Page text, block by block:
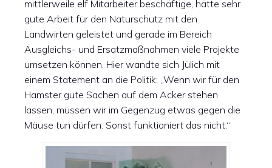
mittlerweile elf Mitarbeiter beschäftige, hätte sehr
gute Arbeit für den Naturschutz mit den
Landwirten geleistet und gerade im Bereich
Ausgleichs- und Ersatzmaßnahmen viele Projekte
umsetzen können. Hier wandte sich Jülich mit
einem Statement an die Politik: „Wenn wir für den
Hamster gute Sachen auf dem Acker stehen
lassen, müssen wir im Gegenzug etwas gegen die
Mäuse tun dürfen. Sonst funktioniert das nicht.“